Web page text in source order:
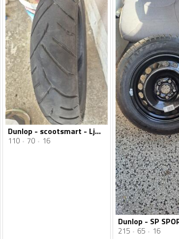
Dunlop - scootsmart - Ljetnja guma
110 70 16
215 65 16